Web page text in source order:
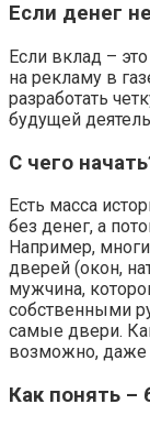
Если денег
Если вклад –
на рекламу в
разработать
будущей
С чего
Есть масса
без денег, а
Например,
дверей (окон,
мужчина,
собственными
самые двери.
возможно, даже
Как понять –